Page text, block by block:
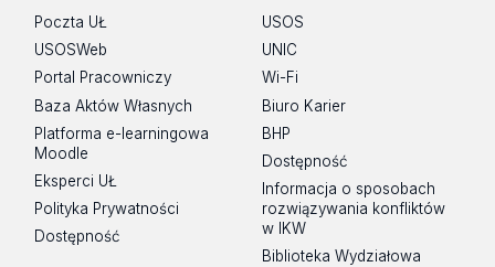
Poczta UŁ
USOSWeb
Portal Pracowniczy
Baza Aktów Własnych
Platforma e-learningowa
Moodle
Eksperci UŁ
Polityka Prywatności
Dostępność
USOS
UNIC
Wi-Fi
Biuro Karier
BHP
Dostępność
Informacja o sposobach
rozwiązywania konfliktów
w IKW
Biblioteka Wydziałowa